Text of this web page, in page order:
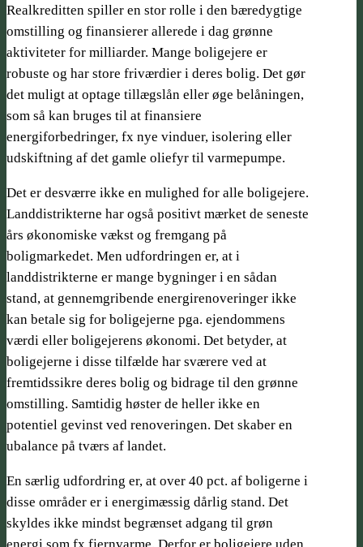
Realkredit­ten spiller en stor rolle i den bæredygtige
omstilling og finansierer allerede i dag grønne
aktiviteter for milliarder. Mange boligejere er
robuste og har store friværdier i deres bolig. Det gør
det muligt at optage tillægslån eller øge belåningen,
som så kan bruges til at finansiere
energiforbedringer, fx nye vinduer, isolering eller
udskiftning af det gamle oliefyr til varmepumpe.
Det er desværre ikke en mulighed for alle boligejere.
Landdistrikterne har også positivt mærket de seneste
års økonomiske vækst og fremgang på
boligmarkedet. Men udfordringen er, at i
landdistrikterne er mange bygninger i en sådan
stand, at gennemgribende energirenoveringer ikke
kan betale sig for boligejerne pga. ejendommens
værdi eller boligejerens økonomi. Det betyder, at
boligejerne i disse tilfælde har sværere ved at
fremtidssikre deres bolig og bidrage til den grønne
omstilling. Samtidig høster de heller ikke en
potentiel gevinst ved renoveringen. Det skaber en
ubalance på tværs af landet.
En særlig udfordring er, at over 40 pct. af boligerne i
disse områder er i energimæssig dårlig stand. Det
skyldes ikke mindst begrænset adgang til grøn